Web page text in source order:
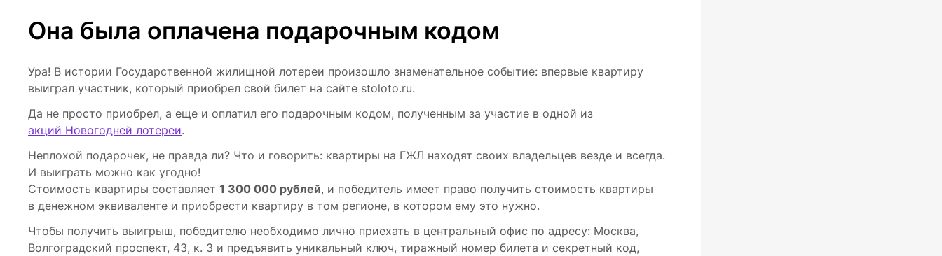
Она была оплачена подарочным кодом
Ура! В истории Государственной жилищной лотереи произошло знаменательное событие: впервые квартиру
выиграл участник, который приобрел свой билет на сайте stoloto.ru.
Да не просто приобрел, а еще и оплатил его подарочным кодом, полученным за участие в одной из
акций Новогодней лотереи.
Неплохой подарочек, не правда ли? Что и говорить: квартиры на ГЖЛ находят своих владельцев везде и всегда.
И выиграть можно как угодно!
Стоимость квартиры составляет 1 300 000 рублей, и победитель имеет право получить стоимость квартиры
в денежном эквиваленте и приобрести квартиру в том регионе, в котором ему это нужно.
Чтобы получить выигрыш, победителю необходимо лично приехать в центральный офис по адресу: Москва,
Волгоградский проспект, 43, к. 3 и предъявить уникальный ключ, тиражный номер билета и секретный код,